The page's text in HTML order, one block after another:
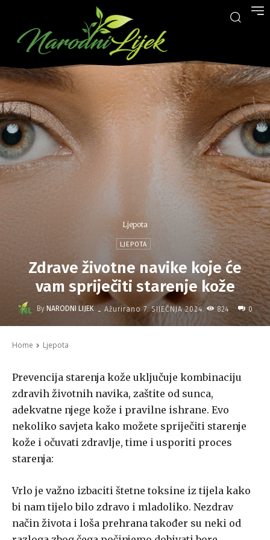
Ljepota
LJEPOTA
Zdrave životne navike koje će
vam spriječiti starenje kože
By NARODNI LIJEK - Ažurirano 7. SIJEČNJA 2024. 824 0
Home Ljepota
Prevencija starenja kože uključuje kombinaciju
zdravih životnih navika, zaštite od sunca,
adekvatne njege kože i pravilne ishrane. Evo
nekoliko savjeta kako možete spriječiti starenje
kože i očuvati zdravlje, time i usporiti proces
starenja:
Vrlo je važno izbaciti štetne toksine iz tijela kako
bi nam tijelo bilo zdravo i mladoliko. Nezdrav
način života i loša prehrana također su neki od